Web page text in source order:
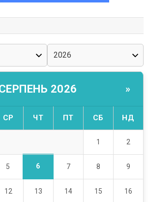
2026 »
СР ЧТ ПТ СБ НД
1 2
5 6 7 8 9
12 13 14 15 16